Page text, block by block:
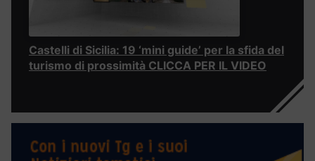
Castelli di Sicilia: 19 ‘mini guide’ per la sfida del
turismo di prossimità CLICCA PER IL VIDEO